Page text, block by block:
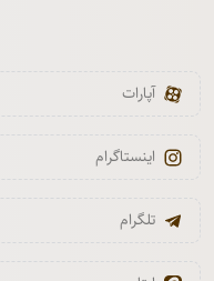
آپارات
اینستاگرام
تلگرام